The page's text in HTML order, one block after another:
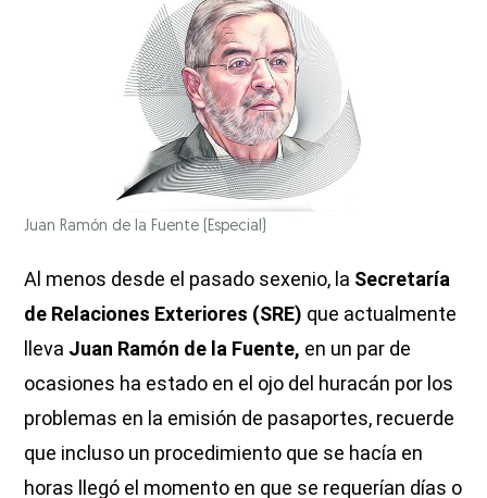
Juan Ramón de la Fuente (Especial)
Al menos desde el pasado sexenio, la Secretaría
de Relaciones Exteriores (SRE) que actualmente
lleva Juan Ramón de la Fuente, en un par de
ocasiones ha estado en el ojo del huracán por los
problemas en la emisión de pasaportes, recuerde
que incluso un procedimiento que se hacía en
horas llegó el momento en que se requerían días o